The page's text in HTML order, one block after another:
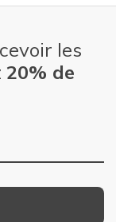
les
20% de